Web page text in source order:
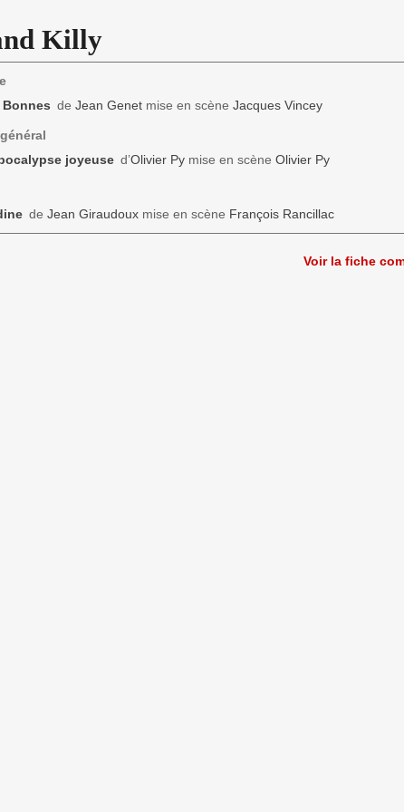
Killy
Bonnes de Jean Genetmise en scène Jacques Vincey
joyeused’Olivier Pymise en scène Olivier Py
de Jean Giraudouxmise en scène François Rancillac
Voir la fiche